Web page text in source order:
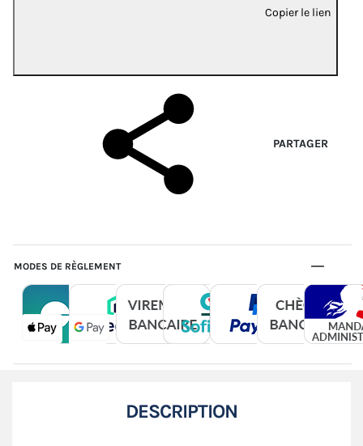
Copier le lien
PARTAGER
MODES DE RÈGLEMENT
DESCRIPTION